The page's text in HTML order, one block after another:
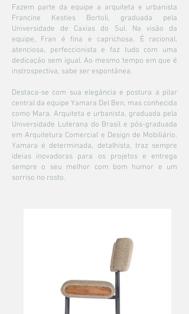
Fazem parte da equipe a arquiteta e urbanista
Francine Kesties Bortoli, graduada pela
Universidade de Caxias do Sul. Na visão da
equipe, Fran é fina e caprichosa. É racional,
atenciosa, perfeccionista e faz tudo com uma
dedicação sem igual. Ao mesmo tempo em que é
instrospectiva, sabe ser espontânea.
Destaca-se com sua elegância e postura a pilar
central da equipe Yamara Del Ben, mas conhecida
como Mara. Arquiteta e urbanista, graduada pela
Universidade Luterana do Brasil e pós-graduada
em Arquitetura Comercial e Design de Mobiliário.
Yamara é determinada, detalhista, traz sempre
ideias inovadoras para os projetos e entrega
sempre o seu melhor com bom humor e um
sorriso no rosto.